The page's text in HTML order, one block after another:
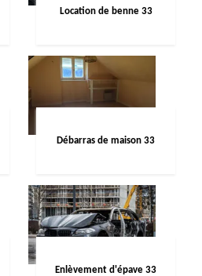
Location de benne 33
Débarras de maison 33
Enlèvement d'épave 33